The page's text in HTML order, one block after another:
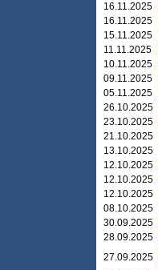
16.11.2025
16.11.2025
15.11.2025
11.11.2025
10.11.2025
09.11.2025
05.11.2025
26.10.2025
23.10.2025
21.10.2025
13.10.2025
12.10.2025
12.10.2025
12.10.2025
08.10.2025
30.09.2025
28.09.2025
27.09.2025